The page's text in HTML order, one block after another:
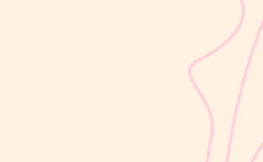
kulit bayi baru lahir sering kali membuat Mom & Dad khawatir.
Tidak jarang lapisan ini dianggap sebagai kotoran atau sisa cairan
persalinan yang harus segera dibersihkan, terutama jika jumlahnya